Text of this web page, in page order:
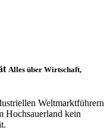
Alles über Wirtschaft,
Weltmarktführern
Hochsauerland kein